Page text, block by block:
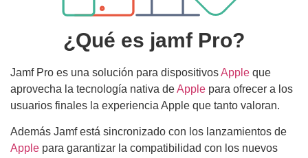
¿Qué es jamf Pro?
Jamf Pro es una solución para dispositivosApple que
aprovecha la tecnología nativa deApple para ofrecer a los
usuarios finales la experiencia Apple que tanto valoran.
Además Jamf está sincronizado con los lanzamientos de
Apple para garantizar la compatibilidad con los nuevos